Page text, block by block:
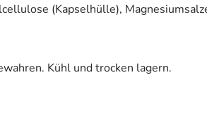
(Kapselhülle),
Kühl und trocken lagern.